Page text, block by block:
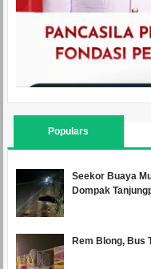
Populars
Seekor Buaya
Dompak
Rem Blong, Bus